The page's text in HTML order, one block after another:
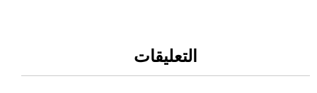
التعليقات